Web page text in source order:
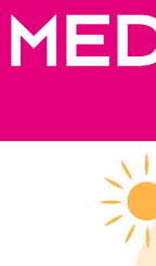
Zum
Inhalt